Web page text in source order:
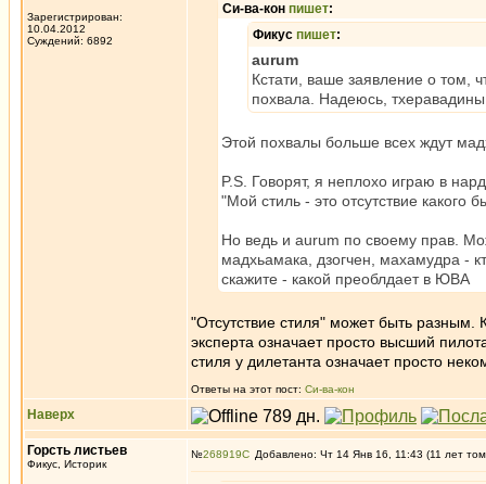
Зарегистрирован:
10.04.2012
Суждений: 6892
Си-ва-кон пишет:
Фикус пишет:
aurum
Кстати, ваше заявление о том,
похвала. Надеюсь,
Этой похвалы больше всех ждут
P.S. Говорят, я неплохо играю в
"Мой стиль - это отсутствие какого
Но ведь и aurum по своему прав.
мадхьамака, дзогчен, махамудра -
скажите - какой преоблдает в ЮВА
"Отсутствие стиля" может быть разным.
эксперта означает просто высший
стиля у дилетанта означает просто
Ответы на этот пост: Си-ва-кон
Наверх
Горсть листьев
Фикус, Историк
№268919 Добавлено: Чт 14 Янв 16, 11:43 (11 лет